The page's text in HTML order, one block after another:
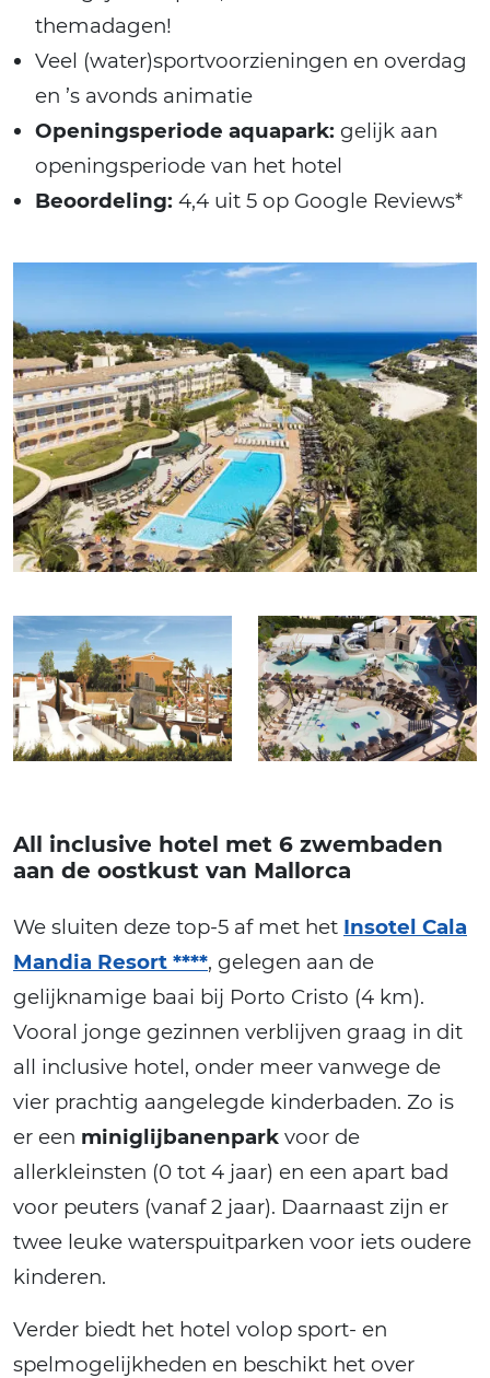
themadagen!
Veel (water)sportvoorzieningen en overdag
en ’s avonds animatie
Openingsperiode aquapark: gelijk aan
openingsperiode van het hotel
Beoordeling: 4,4 uit 5 op Google Reviews*
All inclusive hotel met 6 zwembaden
aan de oostkust van Mallorca
We sluiten deze top-5 af met het Insotel Cala
Mandia Resort ****, gelegen aan de
gelijknamige baai bij Porto Cristo (4 km).
Vooral jonge gezinnen verblijven graag in dit
all inclusive hotel, onder meer vanwege de
vier prachtig aangelegde kinderbaden. Zo is
er een miniglijbanenpark voor de
allerkleinsten (0 tot 4 jaar) en een apart bad
voor peuters (vanaf 2 jaar). Daarnaast zijn er
twee leuke waterspuitparken voor iets oudere
kinderen.
Verder biedt het hotel volop sport- en
spelmogelijkheden en beschikt het over